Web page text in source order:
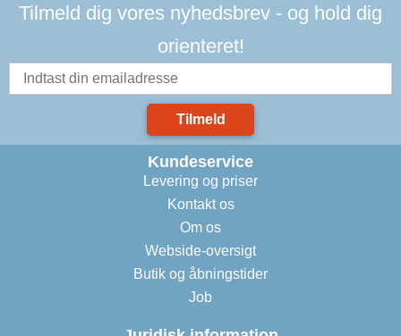
Tilmeld dig vores nyhedsbrev - og hold dig
orienteret!
Tilmeld
Kundeservice
Levering og priser
Kontakt os
Om os
Webside-oversigt
Butik og åbningstider
Job